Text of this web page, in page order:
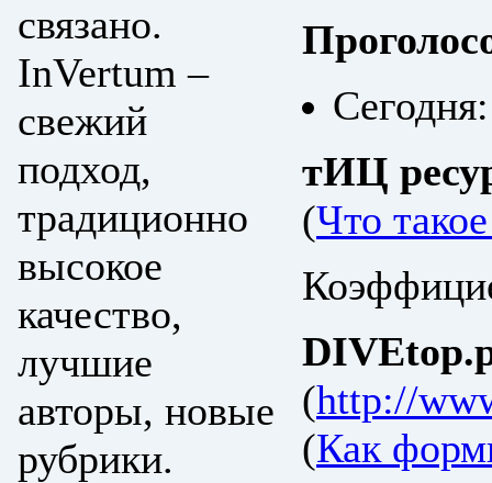
связано.
InVertum –
свежий
подход,
традиционно
высокое
качество,
лучшие
авторы, новые
рубрики.
тИЦ
(Что
(http://
(Как